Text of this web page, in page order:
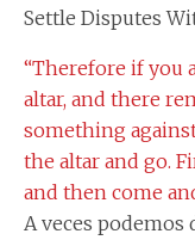
Settle Disputes
“Therefore if you
altar, and there
something
the altar and go.
and then come
A veces podemos